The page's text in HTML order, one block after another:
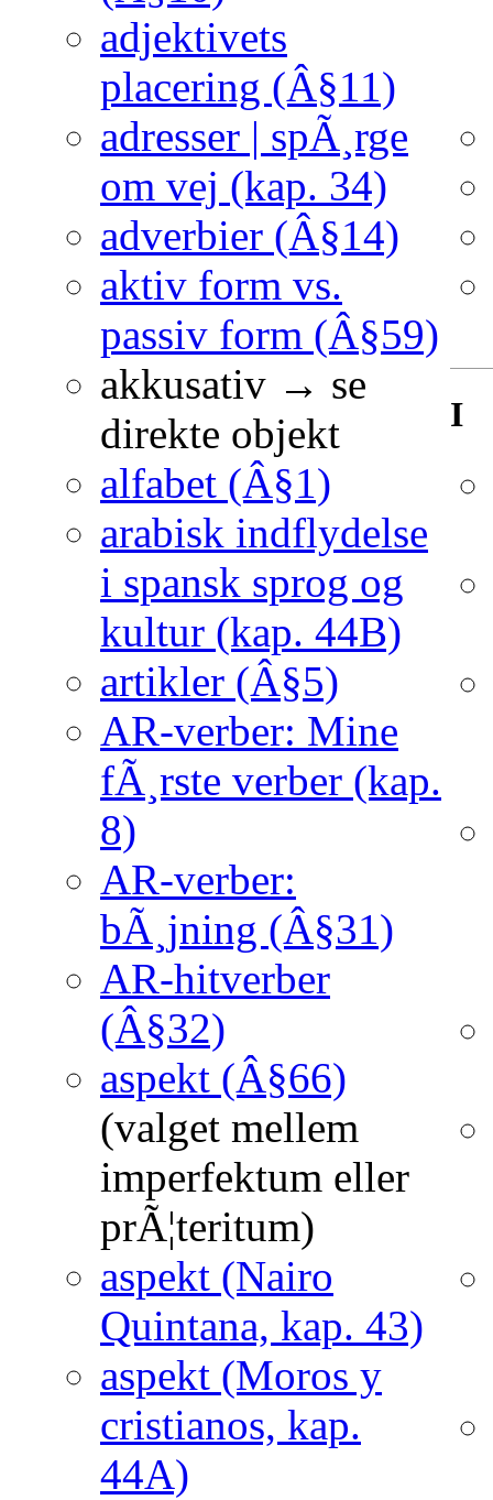
adjektivets
placering (Â§11)
adresser | spÃ¸rge
om vej (kap. 34)
adverbier (Â§14)
aktiv form vs.
passiv form (Â§59)
akkusativ → se
direkte objekt
alfabet (Â§1)
arabisk indflydelse
i spansk sprog og
kultur (kap. 44B)
artikler (Â§5)
AR-verber: Mine
fÃ¸rste verber (kap.
8)
AR-verber:
bÃ¸jning (Â§31)
AR-hitverber
(Â§32)
aspekt (Â§66)
(valget mellem
imperfektum eller
prÃ¦teritum)
aspekt (Nairo
Quintana, kap. 43)
aspekt (Moros y
cristianos, kap.
44A)
I